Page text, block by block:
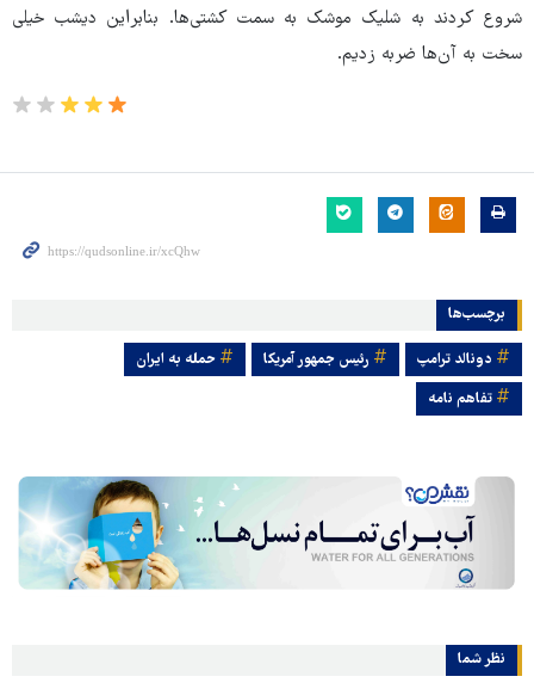
شروع کردند به شلیک موشک به سمت کشتی‌ها. بنابراین دیشب خیلی
سخت به آن‌ها ضربه زدیم.
برچسب‌ها
دونالد ترامپ رئیس جمهور آمریکا
حمله به ایران
تفاهم نامه
نظر شما